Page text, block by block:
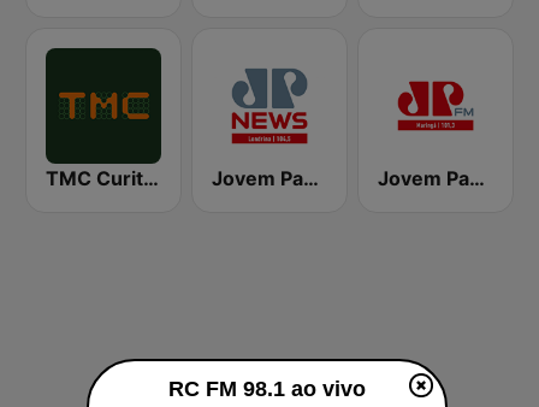
TMC Curitiba Jovem Pan News Londrina Jovem Pan FM Maringá
RC FM 98.1 ao vivo